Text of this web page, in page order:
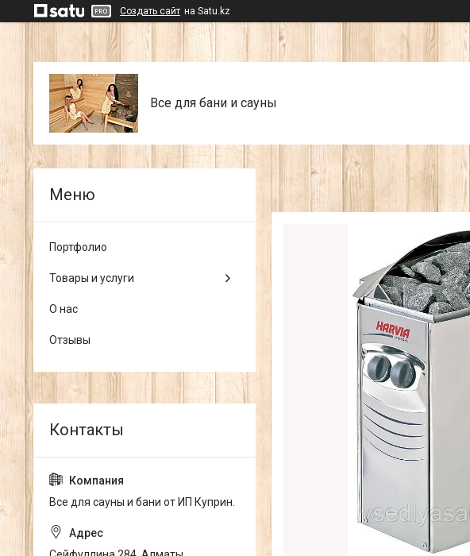
Создать сайт на Satu.kz
Все для бани и сауны
Портфолио
Товары и услуги
О нас
Отзывы
Все для сауны и бани от ИП Куприн.